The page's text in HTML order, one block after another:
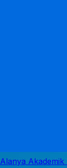
Alanya Akademik